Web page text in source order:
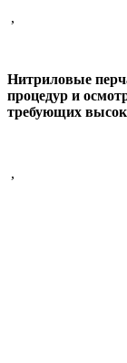
,
Нитриловые
процедур и
требующих
,